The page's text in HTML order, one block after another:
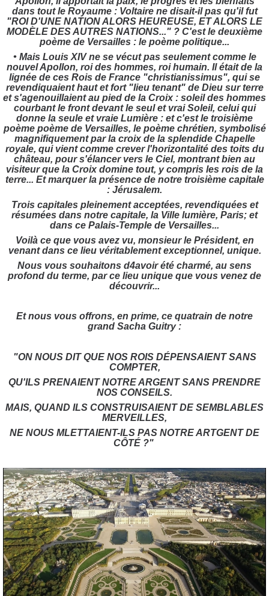
dans tout le Royaume : Voltaire ne disait-il pas qu'il fut
"ROI D'UNE NATION ALORS HEUREUSE, ET ALORS LE
MODÈLE DES AUTRES NATIONS..." ? C'est le deuxième
poème de Versailles : le poème politique...
• Mais Louis XIV ne se vécut pas seulement comme le
nouvel Apollon, roi des hommes, roi humain. Il était de la
lignée de ces Rois de France "christianissimus", qui se
revendiquaient haut et fort "lieu tenant" de Dieu sur terre
et s'agenouillaient au pied de la Croix : soleil des hommes
courbant le front devant le seul et vrai Soleil, celui qui
donne la seule et vraie Lumière : et c'est le troisième
poème poème de Versailles, le poème chrétien, symbolisé
magnifiquement par la croix de la splendide Chapelle
royale, qui vient comme crever l'horizontalité des toits du
château, pour s'élancer vers le Ciel, montrant bien au
visiteur que la Croix domine tout, y compris les rois de la
terre... Et marquer la présence de notre troisième capitale
: Jérusalem.
Trois capitales pleinement acceptées, revendiquées et
résumées dans notre capitale, la Ville lumière, Paris; et
dans ce Palais-Temple de Versailles...
Voilà ce que vous avez vu, monsieur le Président, en
venant dans ce lieu véritablement exceptionnel, unique.
Nous vous souhaitons d4avoir été charmé, au sens
profond du terme, par ce lieu unique que vous venez de
découvrir...
Et nous vous offrons, en prime, ce quatrain de notre
grand Sacha Guitry :
"ON NOUS DIT QUE NOS ROIS DÉPENSAIENT SANS
COMPTER,
QU'ILS PRENAIENT NOTRE ARGENT SANS PRENDRE
NOS CONSEILS.
MAIS, QUAND ILS CONSTRUISAIENT DE SEMBLABLES
MERVEILLES,
NE NOUS MLETTAIENT-ILS PAS NOTRE ARTGENT DE
CÔTÉ ?"